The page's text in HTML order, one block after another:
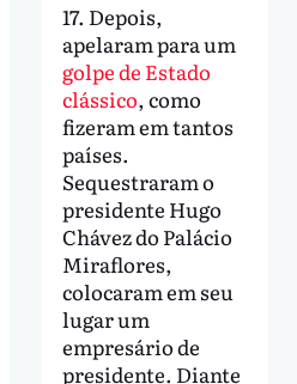
17. Depois,
apelaram para um
golpe de Estado
clássico, como
fizeram em tantos
países.
Sequestraram o
presidente Hugo
Chávez do Palácio
Miraflores,
colocaram em seu
lugar um
empresário de
presidente. Diante